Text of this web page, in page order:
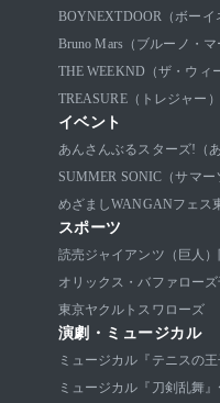
BOYNEXTDOOR（ボーイ
Bruno Mars（ブルーノ・マ
THE WEEKND（ザ・ウィ
TREASURE（トレジャー）
イベント
あんさんぶるスターズ!（
SUMMER SONIC（サマー
めざましWANGANフェス
スポーツ
読売ジャイアンツ（巨人）
オリックス・バファローズ
東京ヤクルトスワローズ
演劇・ミュージカル
ミュージカル『テニスの王
ミュージカル『刀剣乱舞